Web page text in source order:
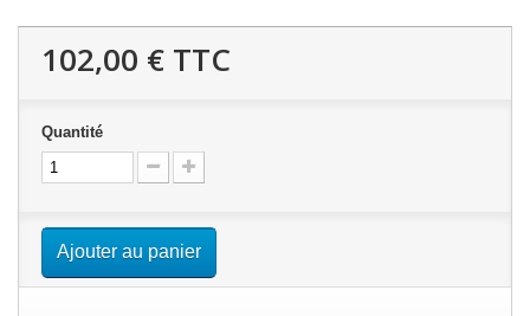
102,00 € TTC
Quantité
Ajouter au panier